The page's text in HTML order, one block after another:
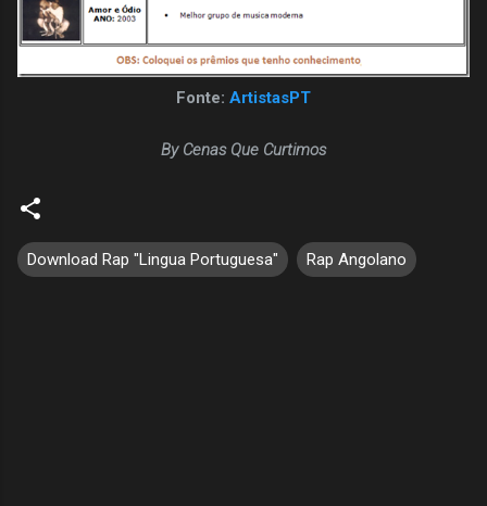
Fonte: ArtistasPT
By Cenas Que Curtimos
Download Rap "Lingua Portuguesa" Rap Angolano